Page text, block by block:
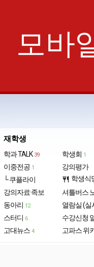
모바
재학생
학과 TALK 39
이중전공 1
└ 쿠플라이
강의자료·족보
동아리 12
스터디 6
고대뉴스 4
학생회 1
강의평가
restaurant 학생식
셔틀버스
열람실 (실
수강신청
고파스 위